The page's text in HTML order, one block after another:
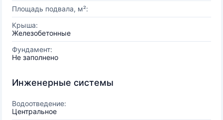
Площадь подвала, м²:
Крыша:
Железобетонные
Фундамент:
Не заполнено
Инженерные системы
Водоотведение:
Центральное